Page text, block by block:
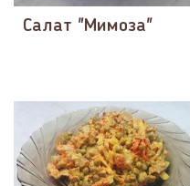
Салат "Мимоза"